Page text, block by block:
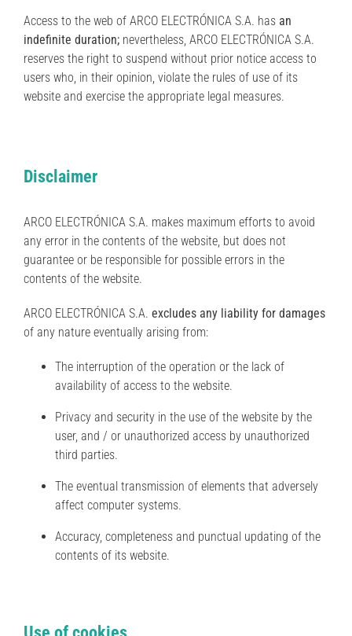
Access to the web of ARCO ELECTRÓNICA S.A. has an
indefinite duration; nevertheless, ARCO ELECTRÓNICA S.A.
reserves the right to suspend without prior notice access to
users who, in their opinion, violate the rules of use of its
website and exercise the appropriate legal measures.
Disclaimer
ARCO ELECTRÓNICA S.A. makes maximum efforts to avoid
any error in the contents of the website, but does not
guarantee or be responsible for possible errors in the
contents of the website.
ARCO ELECTRÓNICA S.A. excludes any liability for damages
of any nature eventually arising from:
The interruption of the operation or the lack of
availability of access to the website.
Privacy and security in the use of the website by the
user, and / or unauthorized access by unauthorized
third parties.
The eventual transmission of elements that adversely
affect computer systems.
Accuracy, completeness and punctual updating of the
contents of its website.